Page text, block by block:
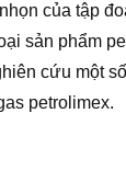
của tập
sản phẩm
cứu một
petrolimex.